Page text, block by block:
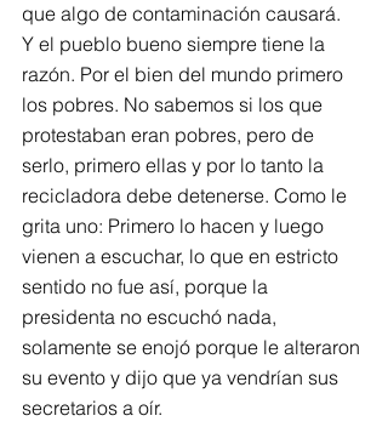
que algo de contaminación causará.
Y el pueblo bueno siempre tiene la
razón. Por el bien del mundo primero
los pobres. No sabemos si los que
protestaban eran pobres, pero de
serlo, primero ellas y por lo tanto la
recicladora debe detenerse. Como le
grita uno: Primero lo hacen y luego
vienen a escuchar, lo que en estricto
sentido no fue así, porque la
presidenta no escuchó nada,
solamente se enojó porque le alteraron
su evento y dijo que ya vendrían sus
secretarios a oír.